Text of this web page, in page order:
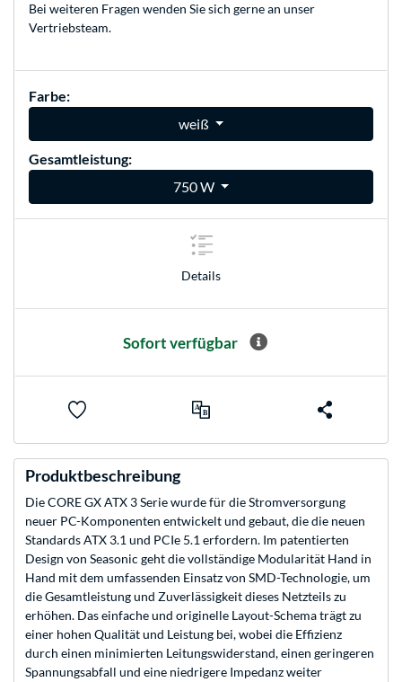
Bei weiteren Fragen wenden Sie sich gerne an unser
Vertriebsteam.
Farbe:
weiß
Gesamtleistung:
750 W
Details
Sofort verfügbar
Produktbeschreibung
Die CORE GX ATX 3 Serie wurde für die Stromversorgung
neuer PC-Komponenten entwickelt und gebaut, die die neuen
Standards ATX 3.1 und PCIe 5.1 erfordern. Im patentierten
Design von Seasonic geht die vollständige Modularität Hand in
Hand mit dem umfassenden Einsatz von SMD-Technologie, um
die Gesamtleistung und Zuverlässigkeit dieses Netzteils zu
erhöhen. Das einfache und originelle Layout-Schema trägt zu
einer hohen Qualität und Leistung bei, wobei die Effizienz
durch einen minimierten Leitungswiderstand, einen geringeren
Spannungsabfall und eine niedrigere Impedanz weiter